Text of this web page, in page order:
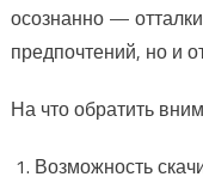
осознанно —
предпочтений, но и
На что обратить
Возможность